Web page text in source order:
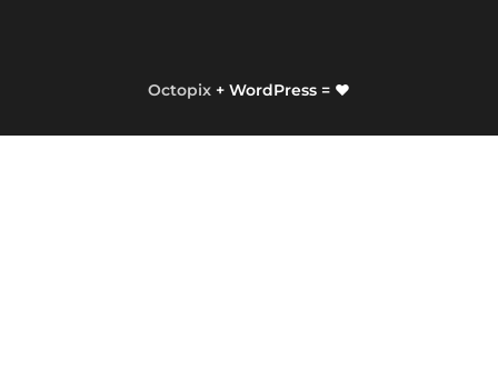
Octopix + WordPress = ❤